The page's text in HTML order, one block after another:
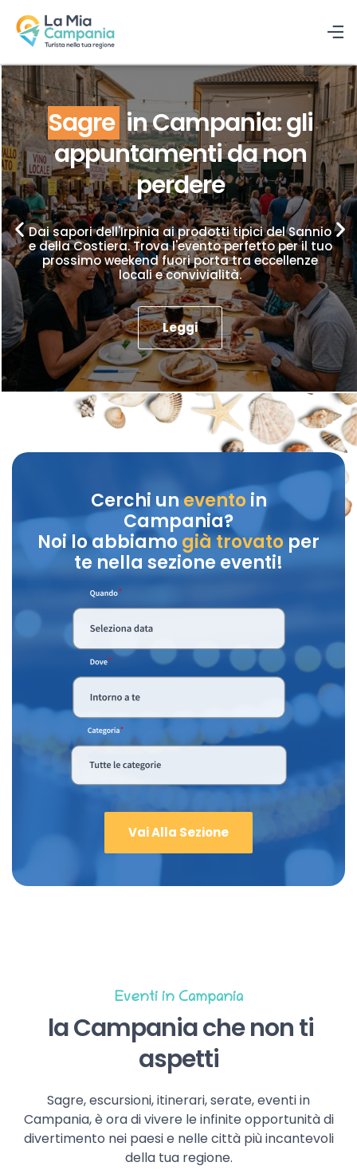
Sagre in Campania: gli
appuntamenti da non
perdere
Dai sapori dell'Irpinia ai prodotti tipici del Sannio
e della Costiera. Trova l'evento perfetto per il tuo
prossimo weekend fuori porta tra eccellenze
locali e convivialità.
Leggi
Cerchi unevento in
Campania?
Noi lo abbiamo già trovatoper
te nella sezione eventi!
Vai Alla Sezione
Eventi in Campania
la Campania che non ti
aspetti
Sagre, escursioni, itinerari, serate, eventi in
Campania, è ora di vivere le infinite opportunità di
divertimento nei paesi e nelle città più incantevoli
della tua regione.